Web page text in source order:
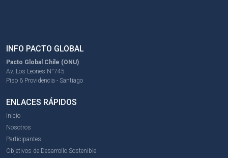
INFO PACTO GLOBAL
Pacto Global Chile (ONU)
Av. Los Leones N°745
Piso 6 Providencia - Santiago
ENLACES RÁPIDOS
Inicio
Nosotros
Participantes
Objetivos de Desarrollo Sostenible